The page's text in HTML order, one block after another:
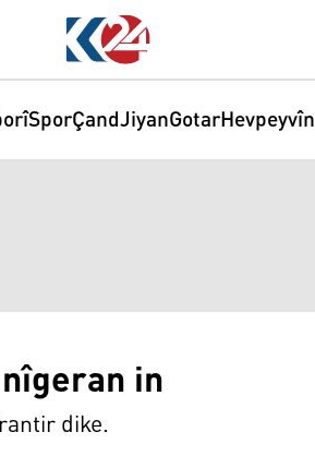
SporÇandJiyanGotarHevpeyvîn
in
dike.